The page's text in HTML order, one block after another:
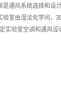
通风系统选择和
室由湿法化学间
验室空调和通风设